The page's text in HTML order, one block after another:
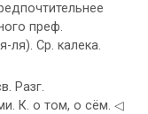
преф.
ля). Ср. калека.
Разг.
К. о том, о сём. ◁